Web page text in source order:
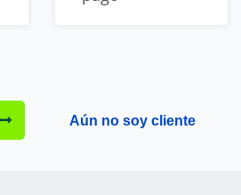
Aún no soy cliente